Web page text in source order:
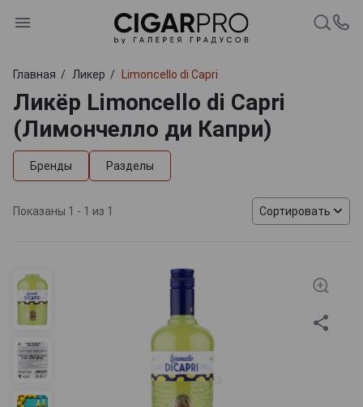
Главная Ликер Limoncello di Capri
Ликёр Limoncello di Capri
(Лимончелло ди Капри)
Бренды Разделы
Показаны 1 - 1 из 1 Сортировать